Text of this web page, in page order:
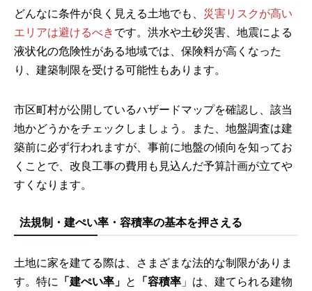
どんなに条件が良く見える土地でも、 災害リスクが高い
エリアは避けるべき です。洪水や土砂災害、地震による
液状化の危険性がある地域では、保険料が高くなった
り、建築制限を受ける可能性もあります。
市区町村が公開しているハザードマップを確認し、該当
地かどうかをチェックしましょう。また、地盤調査は建
築前に必ず行われますが、事前に地盤の傾向を知ってお
くことで、改良工事の費用も見込んだ予算計画が立てや
すくなります。
法規制・建ぺい率・容積率の基本を押さえる
土地に家を建てる際は、さまざまな法的な制限がありま
す。特に
「建ぺい率」 と 「容積率 」は、建てられる建物